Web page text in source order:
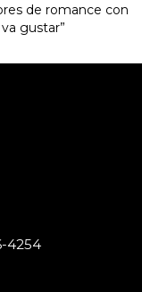
de romance con
gustar”
4254